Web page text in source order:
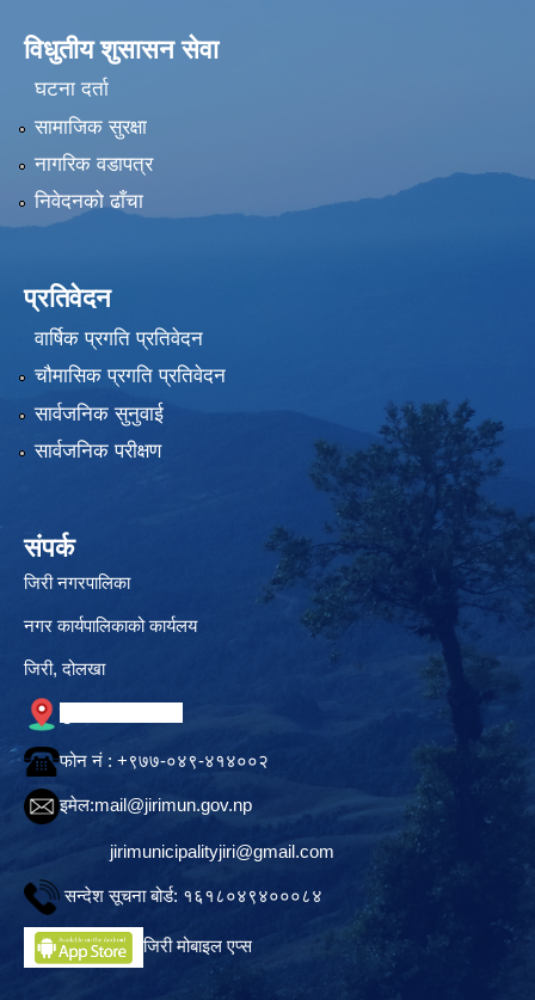
विधुतीय शुसासन सेवा
घटना दर्ता
सामाजिक सुरक्षा
नागरिक वडापत्र
निवेदनको ढाँचा
प्रतिवेदन
वार्षिक प्रगति प्रतिवेदन
चौमासिक प्रगति प्रतिवेदन
सार्वजनिक सुनुवाई
सार्वजनिक परीक्षण
संपर्क
जिरी नगरपालिका
नगर कार्यपालिकाको कार्यलय
जिरी, दोलखा
फोन नं‍ : +९७७-०४९-४१४००२
इमेल:mail@jirimun.gov.np
jirimunicipalityjiri@gmail.com
सन्देश सूचना बोर्ड: १६१८०४९४०००८४
जिरी मोबाइल एप्स